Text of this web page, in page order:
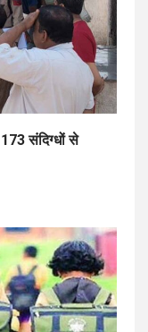
संदिग्धों से